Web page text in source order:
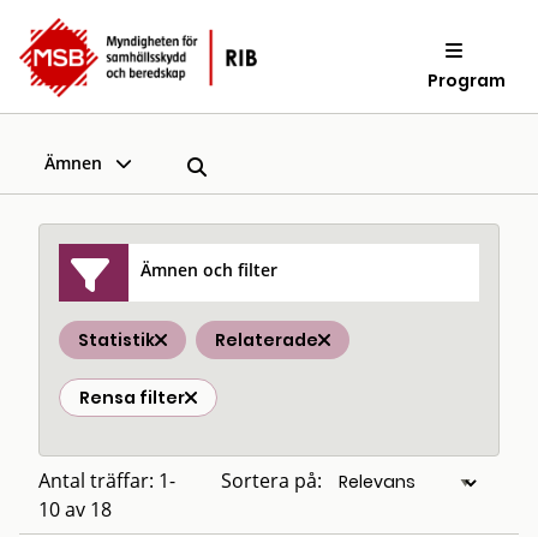
Program
Ämnen
Ämnen och filter
Statistik Relaterade
Rensa filter
Antal träffar: 1-
10 av 18
Sortera på: